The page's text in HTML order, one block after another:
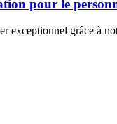
pour le
exceptionnel grâce à